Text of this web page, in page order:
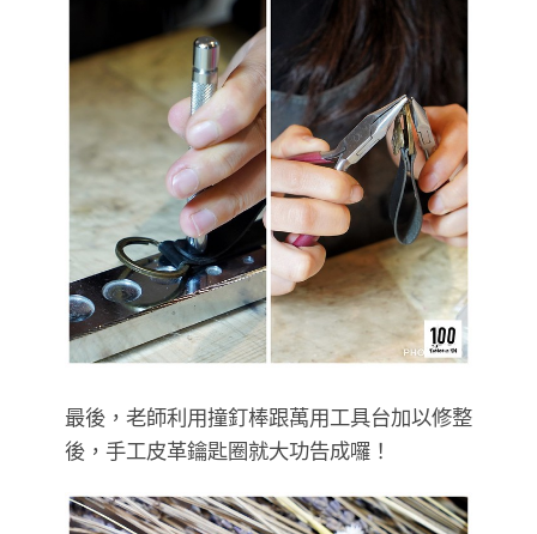
最後，老師利用撞釘棒跟萬用工具台加以修整
後，手工皮革鑰匙圈就大功告成囉！